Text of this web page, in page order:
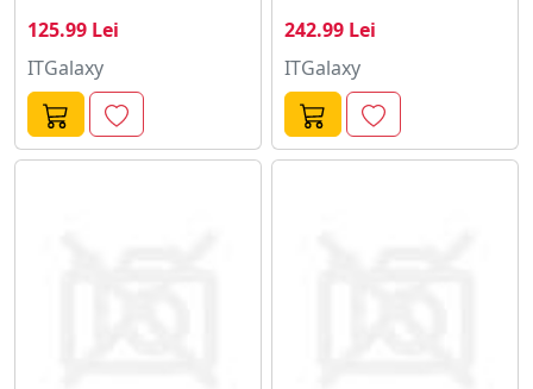
125.99 Lei
ITGalaxy
242.99 Lei
ITGalaxy